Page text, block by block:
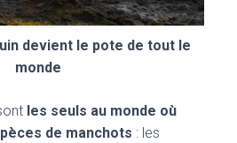
devient le pote de tout le
monde
les seuls au monde où
de manchots : les